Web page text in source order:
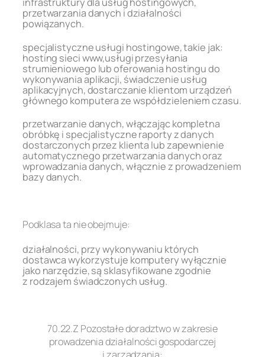
przetwarzania danych i działalności
powiązanych.
specjalistyczne usługi hostingowe, takie jak:
hosting sieci www,usługi przesyłania
strumieniowego lub oferowania hostingu do
wykonywania aplikacji, świadczenie usług
aplikacyjnych, dostarczanie klientom urządzeń
głównego komputera ze współdzieleniem czasu.
przetwarzanie danych, włączając kompletna
obróbkę i specjalistyczne raporty z danych
dostarczonych przez klienta lub zapewnienie
automatycznego przetwarzania danych oraz
wprowadzania danych, włącznie z prowadzeniem
bazy danych.
Podklasa ta nie obejmuje:
działalności, przy wykonywaniu których
dostawca wykorzystuje komputery wyłącznie
jako narzędzie, są sklasyfikowane zgodnie
z rodzajem świadczonych usług.
70.22.Z Pozostałe doradztwo w zakresie
prowadzenia działalności gospodarczej